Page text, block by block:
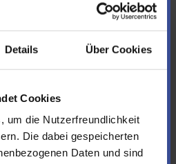
Details Über Cookies
Cookies
um die Nutzerfreundlichkeit
Die dabei gespeicherten
Daten und sind